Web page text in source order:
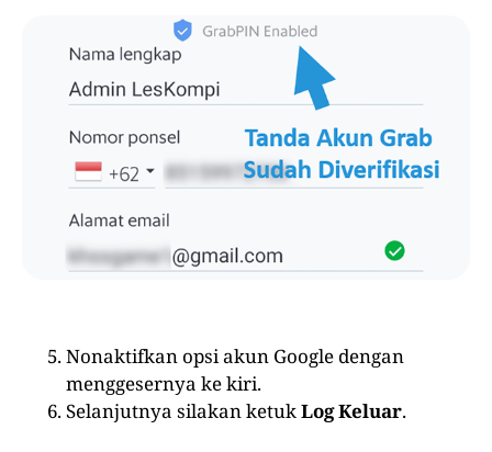
Nonaktifkan opsi akun Google dengan
menggesernya ke kiri.
Selanjutnya silakan ketukLog Keluar.